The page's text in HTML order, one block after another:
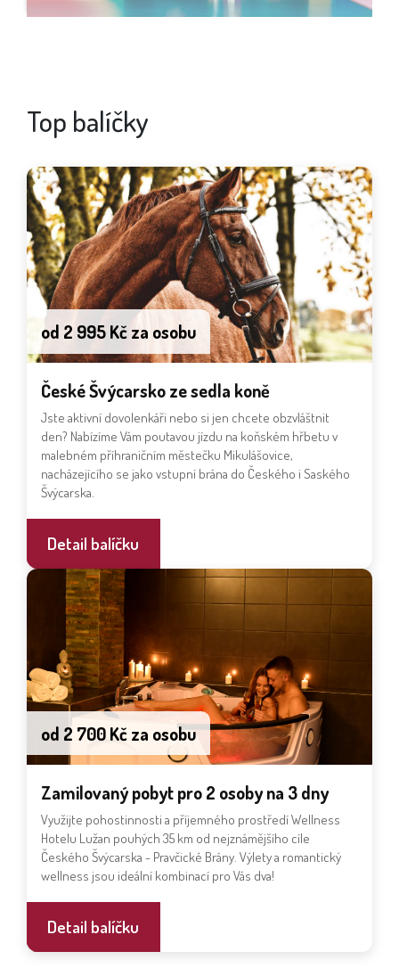
Top balíčky
České Švýcarsko ze sedla koně
Jste aktivní dovolenkáři nebo si jen chcete obzvláštnit
den? Nabízíme Vám poutavou jízdu na koňském hřbetu v
malebném příhraničním městečku Mikulášovice,
nacházejícího se jako vstupní brána do Českého i Saského
Švýcarska.
od 2 995 Kč za osobu
Detail balíčku
Zamilovaný pobyt pro 2 osoby na 3 dny
Využijte pohostinnosti a příjemného prostředí Wellness
Hotelu Lužan pouhých 35 km od nejznámějšího cíle
Českého Švýcarska - Pravčické Brány. Výlety a romantický
wellness jsou ideální kombinací pro Vás dva!
od 2 700 Kč za osobu
Detail balíčku